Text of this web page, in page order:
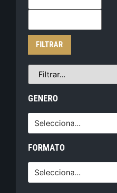
FILTRAR
GENERO
Selecciona...
FORMATO
Selecciona...